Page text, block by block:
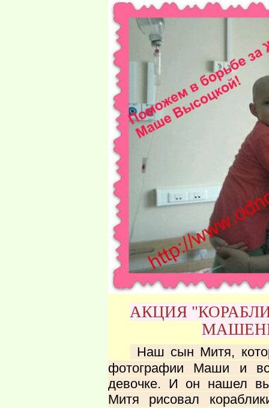
АКЦИЯ
Наш сын Митя,
фотографии Маши и
девочке. И он нашел
Митя рисовал